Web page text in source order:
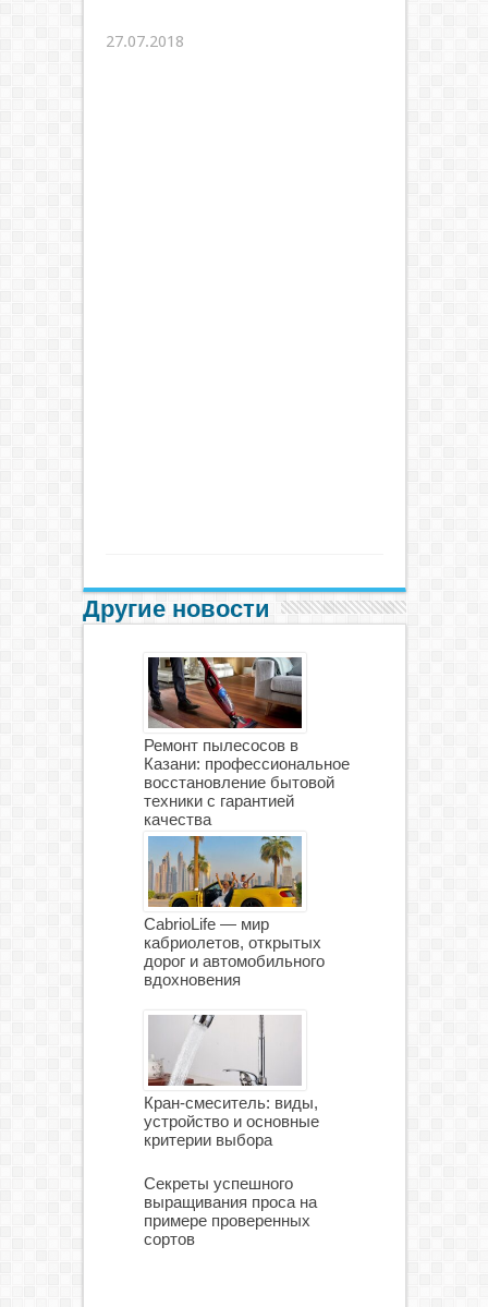
27.07.2018
Другие новости
Ремонт пылесосов в
Казани: профессиональное
восстановление бытовой
техники с гарантией
качества
CabrioLife — мир
кабриолетов, открытых
дорог и автомобильного
вдохновения
Кран-смеситель: виды,
устройство и основные
критерии выбора
Секреты успешного
выращивания проса на
примере проверенных
сортов